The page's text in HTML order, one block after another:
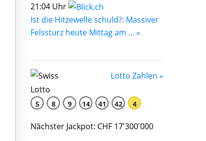
21:04 Uhr
Ist die Hitzewelle schuld?: Massiver
Felssturz heute Mittag am ... »
Lotto Zahlen »
5 8 9 14 41 42 4
Nächster Jackpot: CHF 17'300'000